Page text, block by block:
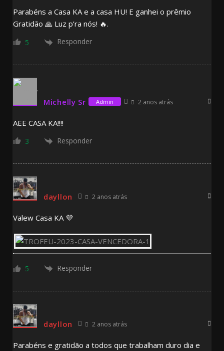
Parabéns a Casa KA e a casa HU! E ganhei o prêmio
Gratidão 🙏 Luz p’ra nós! 🔥.
5 Responder
Michelly Sr Admin 2 anos atrás
AEE CASA KA!!!!
3 Responder
dayllon 2 anos atrás
Valew Casa KA 💜
5 Responder
dayllon 2 anos atrás
Parabéns e gratidão a todos que trabalham duro dia e